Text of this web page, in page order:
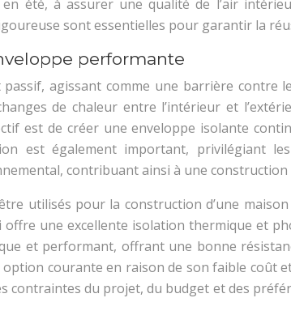
été, à assurer une qualité de l’air
sont essentielles pour garantir la
performante
passif, agissant comme une barrière
de chaleur entre l’intérieur et
est de créer une enveloppe isolante
est également important, privilégiant
contribuant ainsi à une construction
utilisés pour la construction d’une
une excellente isolation thermique et
et performant, offrant une bonne
option courante en raison de son faible
du projet, du budget et des